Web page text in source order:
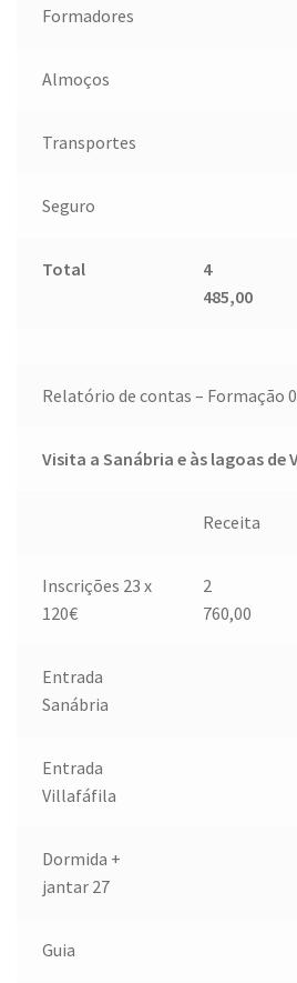
Formadores
Almoços
Transportes
Seguro
Total
4
485,00
Relatório de contas – Formação
Visita a Sanábria e às lagoas de
Receita
Inscrições 23 x
120€
2
760,00
Entrada
Sanábria
Entrada
Villafáfila
Dormida +
jantar 27
Guia